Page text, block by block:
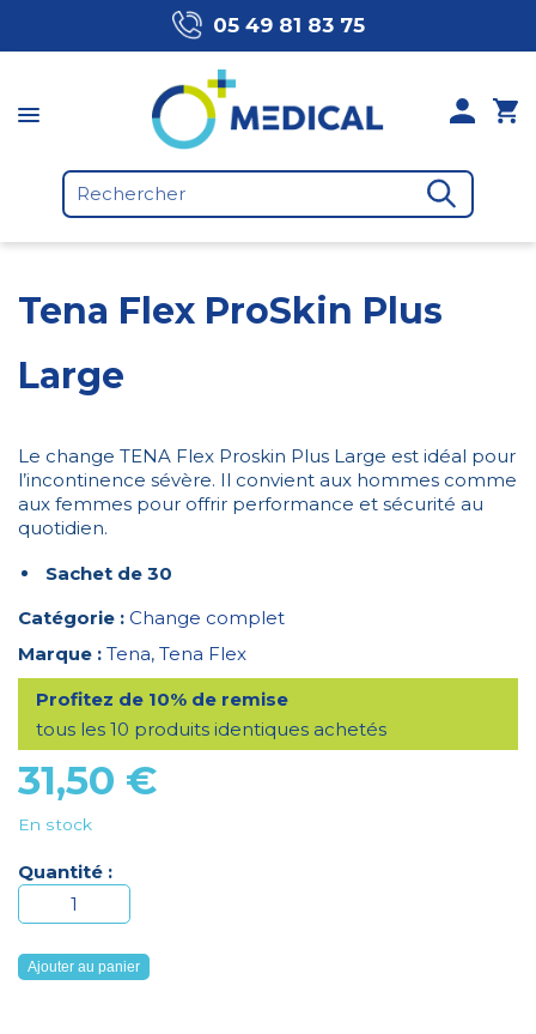
05 49 81 83 75
Tena Flex ProSkin Plus
Large
Le change TENA Flex Proskin Plus Large est idéal pour
l’incontinence sévère. Il convient aux hommes comme
aux femmes pour offrir performance et sécurité au
quotidien.
Sachet de 30
Catégorie : Change complet
Marque : Tena, Tena Flex
Profitez de 10% de remise
tous les 10 produits identiques achetés
31,50 €
En stock
Quantité :
quantité
de
Tena
Flex
Ajouter au panier